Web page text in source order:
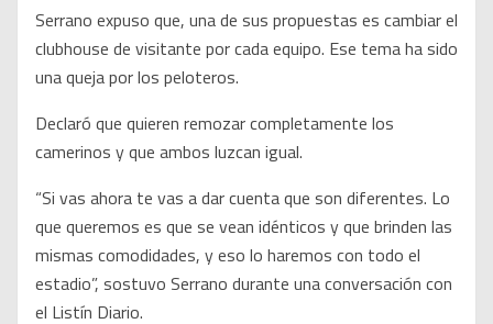
Serrano expuso que, una de sus propuestas es cambiar el
clubhouse de visitante por cada equipo. Ese tema ha sido
una queja por los peloteros.
Declaró que quieren remozar completamente los
camerinos y que ambos luzcan igual.
“Si vas ahora te vas a dar cuenta que son diferentes. Lo
que queremos es que se vean idénticos y que brinden las
mismas comodidades, y eso lo haremos con todo el
estadio”, sostuvo Serrano durante una conversación con
el Listín Diario.